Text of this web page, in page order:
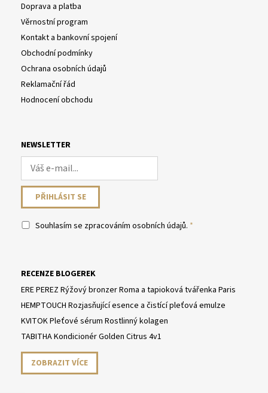
Doprava a platba
Věrnostní program
Kontakt a bankovní spojení
Obchodní podmínky
Ochrana osobních údajů
Reklamační řád
Hodnocení obchodu
NEWSLETTER
Souhlasím se zpracováním osobních údajů.
RECENZE BLOGEREK
ERE PEREZ Rýžový bronzer Roma a tapioková tvářenka Paris
HEMPTOUCH Rozjasňující esence a čistící pleťová emulze
KVITOK Pleťové sérum Rostlinný kolagen
TABITHA Kondicionér Golden Citrus 4v1
ZOBRAZIT VÍCE